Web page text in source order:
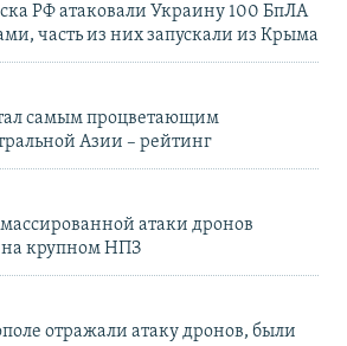
РФ атаковали Украину 100 БпЛА
часть из них запускали из Крыма
самым процветающим
Азии – рейтинг
массированной атаки дронов
крупном НПЗ
отражали атаку дронов, были